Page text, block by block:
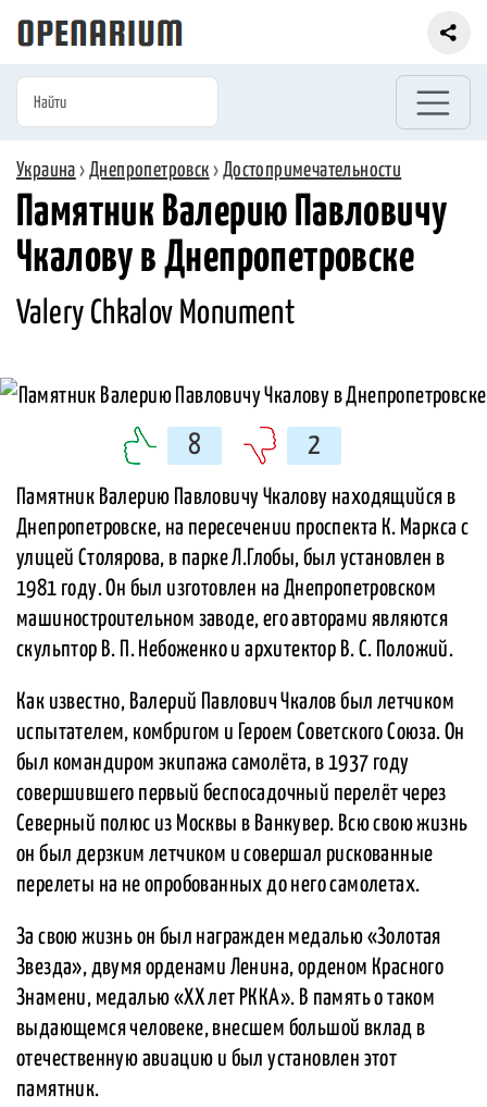
Украина ›Днепропетровск › Достопримечательности
Памятник Валерию Павловичу
Чкалову в Днепропетровске
Valery Chkalov Monument
8 2
Памятник Валерию Павловичу Чкалову находящийся в
Днепропетровске, на пересечении проспекта К. Маркса с
улицей Столярова, в парке Л.Глобы, был установлен в
1981 году. Он был изготовлен на Днепропетровском
машиностроительном заводе, его авторами являются
скульптор В. П. Небоженко и архитектор В. С. Положий.
Как известно, Валерий Павлович Чкалов был летчиком
испытателем, комбригом и Героем Советского Союза. Он
был командиром экипажа самолёта, в 1937 году
совершившего первый беспосадочный перелёт через
Северный полюс из Москвы в Ванкувер. Всю свою жизнь
он был дерзким летчиком и совершал рискованные
перелеты на не опробованных до него самолетах.
За свою жизнь он был награжден медалью «Золотая
Звезда», двумя орденами Ленина, орденом Красного
Знамени, медалью «XX лет РККА». В память о таком
выдающемся человеке, внесшем большой вклад в
отечественную авиацию и был установлен этот
памятник.